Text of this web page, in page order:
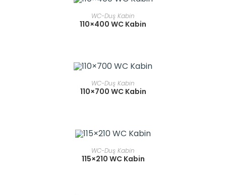
READ MORE
WC-Duş Kabin
110×400 WC Kabin
READ MORE
WC-Duş Kabin
110×700 WC Kabin
READ MORE
WC-Duş Kabin
115×210 WC Kabin